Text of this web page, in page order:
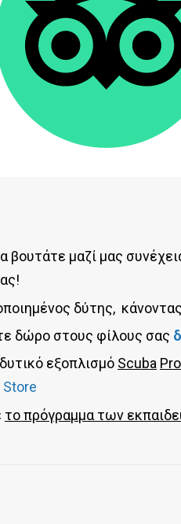
βουτάτε μαζί μας
δύτης,
δώρο στους φίλους σας
εξοπλισμό Scuba Pro
το πρόγραμμα των